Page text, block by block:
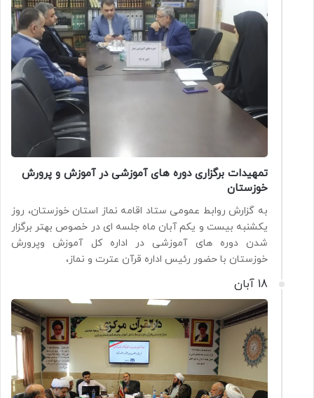
تمهیدات برگزاری دوره های آموزشی در آموزش و پرورش
خوزستان
به گزارش روابط عمومی ستاد اقامه نماز استان خوزستان، روز
یکشنبه بیست و یکم آبان ماه جلسه ای در خصوص بهتر برگزار
شدن دوره های آموزشی در اداره کل آموزش وپرورش
خوزستان با حضور رئیس اداره قرآن عترت و نماز،
18 آبان